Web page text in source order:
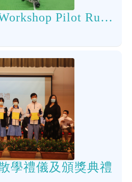
Soccer Robot Workshop Pilot Run Workshop
學禮儀及頒獎典禮